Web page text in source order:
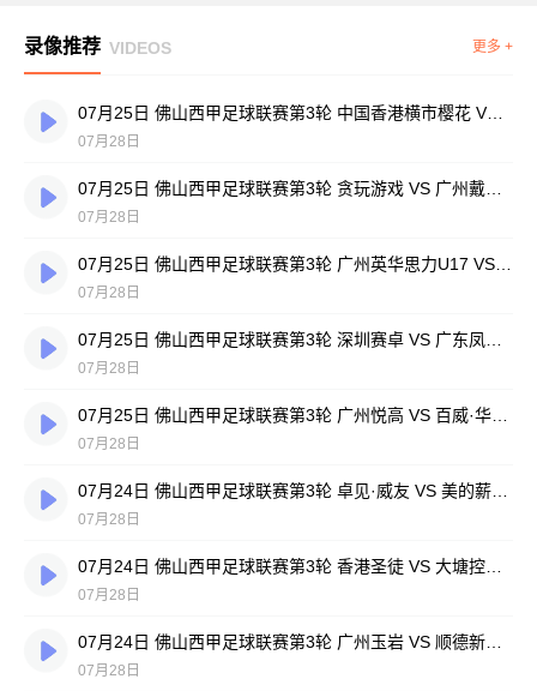
录像推荐 VIDEOS 更多 +
07月25日 佛山西甲足球联赛第3轮 中国香港横市樱花 VS 吉图省实青年 全场录像
07月28日
07月28日
07月28日
07月28日
07月28日
07月28日
07月28日
07月28日